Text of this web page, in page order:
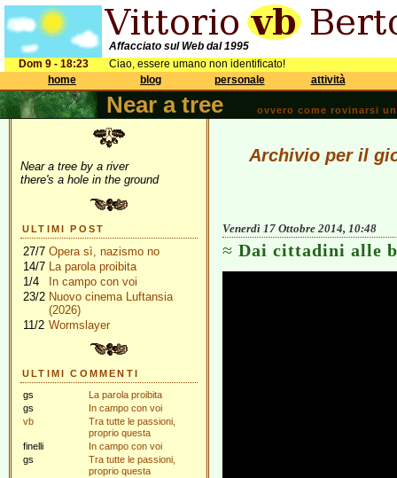
Affacciato sul Web dal 1995
Dom 9 - 18:23
Ciao, essere umano non identificato!
home
blog personale attività
Near a tree ovvero come rovinarsi
Near a tree by a river
there's a hole in the ground
ULTIMI POST
27/7 Opera sì, nazismo no
14/7 La parola proibita
1/4
In campo con voi
23/2 Nuovo cinema Luftansia
(2026)
11/2 Wormslayer
ULTIMI COMMENTI
gs
La parola proibita
gs
In campo con voi
vb
Tra tutte le passioni,
proprio questa
finelli
In campo con voi
gs
Tra tutte le passioni,
proprio questa
Archivio per il
Venerdì 17 Ottobre 2014, 10:48
Dai cittadini alle